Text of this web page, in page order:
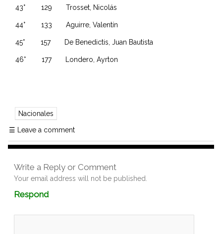
43° 129 Trosset, Nicolás
44° 133 Aguirre, Valentín
45° 157 De Benedictis, Juan Bautista
46° 177 Londero, Ayrton
Nacionales
☰ Leave a comment
Write a Reply or Comment
Your email address will not be published.
RespondComment
box